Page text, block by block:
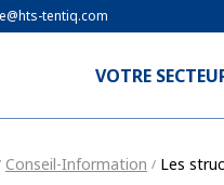
tentiq.com
VOTRE
Conseil-Information / Les